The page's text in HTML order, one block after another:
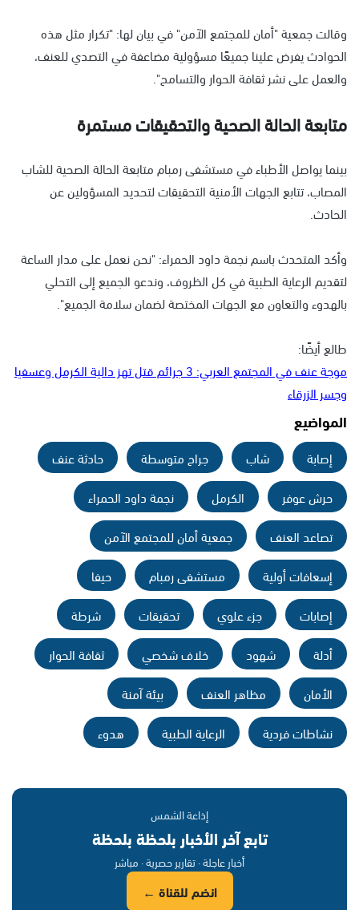
وقالت جمعية "أمان للمجتمع الآمن" في بيان لها: "تكرار مثل هذه
الحوادث يفرض علينا جميعًا مسؤولية مضاعفة في التصدي للعنف،
والعمل على نشر ثقافة الحوار والتسامح".
متابعة الحالة الصحية والتحقيقات مستمرة
بينما يواصل الأطباء في مستشفى رمبام متابعة الحالة الصحية للشاب
المصاب، تتابع الجهات الأمنية التحقيقات لتحديد المسؤولين عن
الحادث.
وأكد المتحدث باسم نجمة داود الحمراء: "نحن نعمل على مدار الساعة
لتقديم الرعاية الطبية في كل الظروف، وندعو الجميع إلى التحلي
بالهدوء والتعاون مع الجهات المختصة لضمان سلامة الجميع".
طالع أيضًا:
موجة عنف في المجتمع العربي: 3 جرائم قتل تهز دالية الكرمل وعسفيا
وجسر الزرقاء
المواضيع
إصابة شاب جراح متوسطة
حادثة عنف
حرش عوفر
الكرمل
نجمة داود الحمراء
تصاعد العنف
جمعية أمان للمجتمع الآمن
إسعافات أولية
مستشفى رمبام
حيفا
إصابات
جزء علوي تحقيقات
شرطة
أدلة
شهود خلاف شخصي
ثقافة الحوار
الأمان
مظاهر العنف
بيئة آمنة
نشاطات فردية
الرعاية الطبية هدوء
إذاعة الشمس
تابع آخر الأخبار بلحظة بلحظة
أخبار عاجلة · تقارير حصرية · مباشر
انضم للقناة ←